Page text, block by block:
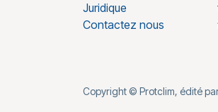
Juridique
Contactez nous
Copyright © Protclim, édité